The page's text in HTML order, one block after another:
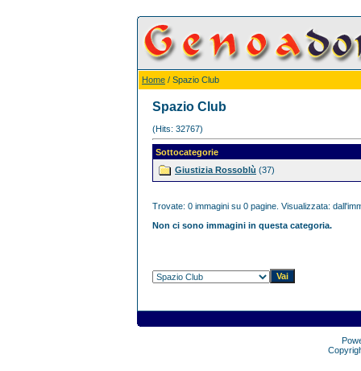
Home / Spazio Club
Spazio Club
(Hits: 32767)
Sottocategorie
Giustizia Rossoblù (37)
Trovate: 0 immagini su 0 pagine. Visualizzata:
Non ci sono immagini in questa categoria.